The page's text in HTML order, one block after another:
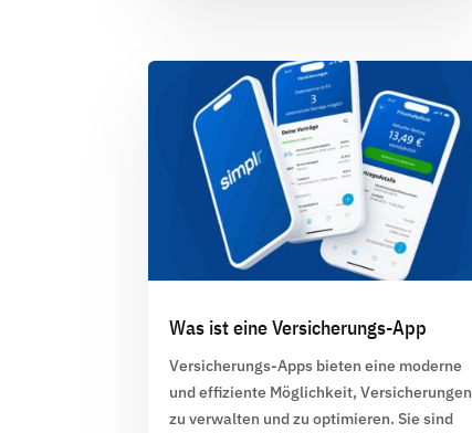
Was ist eine Versicherungs-App
Versicherungs-Apps bieten eine moderne
und effiziente Möglichkeit, Versicherungen
zu verwalten und zu optimieren. Sie sind